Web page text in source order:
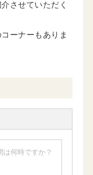
させていただく
コーナーもありま